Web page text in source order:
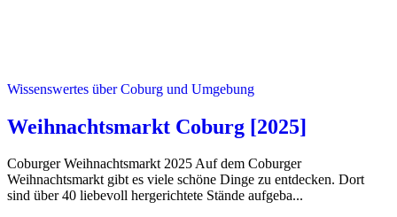
Wissenswertes über Coburg und Umgebung
Weihnachtsmarkt Coburg [2025]
Coburger Weihnachtsmarkt 2025 Auf dem Coburger
Weihnachtsmarkt gibt es viele schöne Dinge zu entdecken. Dort
sind über 40 liebevoll hergerichtete Stände aufgeba...